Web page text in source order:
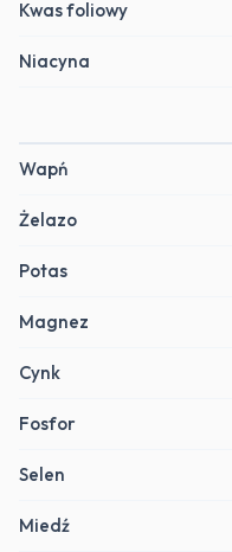
Kwas foliowy
Niacyna
Wapń
Żelazo
Potas
Magnez
Cynk
Fosfor
Selen
Miedź